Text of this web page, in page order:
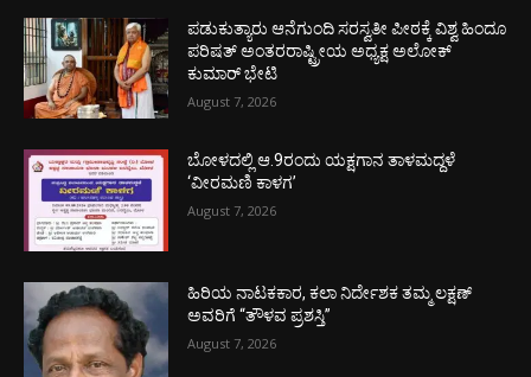
ಪಡುಕುತ್ಯಾರು ಆನೆಗುಂದಿ ಸರಸ್ವತೀ ಪೀಠಕ್ಕೆ ವಿಶ್ವ ಹಿಂದೂ
ಪರಿಷತ್ ಅಂತರರಾಷ್ಟ್ರೀಯ ಅಧ್ಯಕ್ಷ ಅಲೋಕ್
ಕುಮಾರ್ ಭೇಟಿ
August 7, 2026
ಬೋಳದಲ್ಲಿ ಆ.9ರಂದು ಯಕ್ಷಗಾನ ತಾಳಮದ್ದಳೆ
‘ವೀರಮಣಿ ಕಾಳಗ’
August 7, 2026
ಹಿರಿಯ ನಾಟಕಕಾರ, ಕಲಾ ನಿರ್ದೇಶಕ ತಮ್ಮ ಲಕ್ಷಣ್
ಅವರಿಗೆ “ತೌಳವ ಪ್ರಶಸ್ತಿ”
August 7, 2026